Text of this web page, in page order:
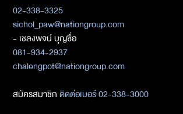
02-338-3325
sichol_paw@nationgroup.com
- เชลงพจน์ บุญซื่อ
081-934-2937
chalengpot@nationgroup.com
สมัครสมาชิกติดต่อเบอร์ 02-338-3000